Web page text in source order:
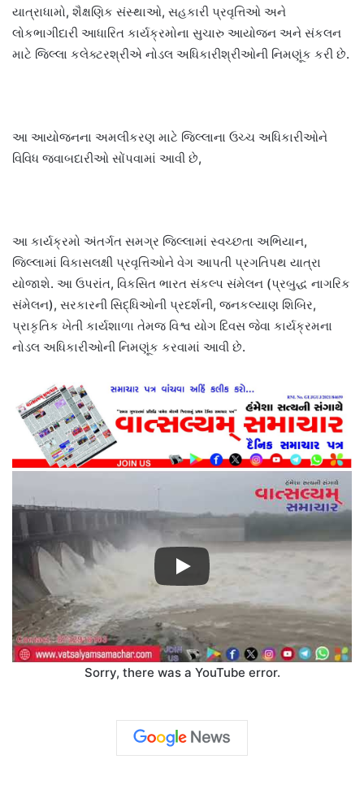
યાત્રાધામો, શૈક્ષણિક સંસ્થાઓ, સહકારી પ્રવૃત્તિઓ અને
લોકભાગીદારી આધારિત કાર્યક્રમોના સુચારુ આયોજન અને સંકલન
માટે જિલ્લા કલેક્ટરશ્રીએ નોડલ અધિકારીશ્રીઓની નિમણૂંક કરી છે.
આ આયોજનના અમલીકરણ માટે જિલ્લાના ઉચ્ચ અધિકારીઓને
વિવિધ જવાબદારીઓ સોંપવામાં આવી છે,
આ કાર્યક્રમો અંતર્ગત સમગ્ર જિલ્લામાં સ્વચ્છતા અભિયાન,
જિલ્લામાં વિકાસલક્ષી પ્રવૃત્તિઓને વેગ આપતી પ્રગતિપથ યાત્રા
યોજાશે. આ ઉપરાંત, વિકસિત ભારત સંકલ્પ સંમેલન (પ્રબુદ્ધ નાગરિક
સંમેલન), સરકારની સિદ્ધિઓની પ્રદર્શની, જનકલ્યાણ શિબિર,
પ્રાકૃતિક ખેતી કાર્યશાળા તેમજ વિશ્વ યોગ દિવસ જેવા કાર્યક્રમના
નોડલ અધિકારીઓની નિમણૂંક કરવામાં આવી છે.
Sorry, there was a YouTube error.